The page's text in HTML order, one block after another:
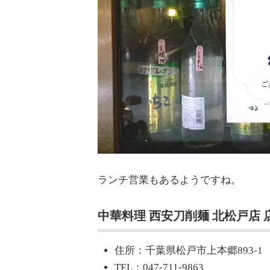
ランチ営業もあるようですね。
中華料理 西安刀削麺 北松戸店
住所：千葉県松戸市上本郷893-1
TEL：047-711-9863